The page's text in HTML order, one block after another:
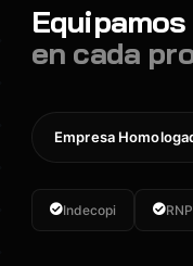
en cada
Empresa
Indecopi RNP